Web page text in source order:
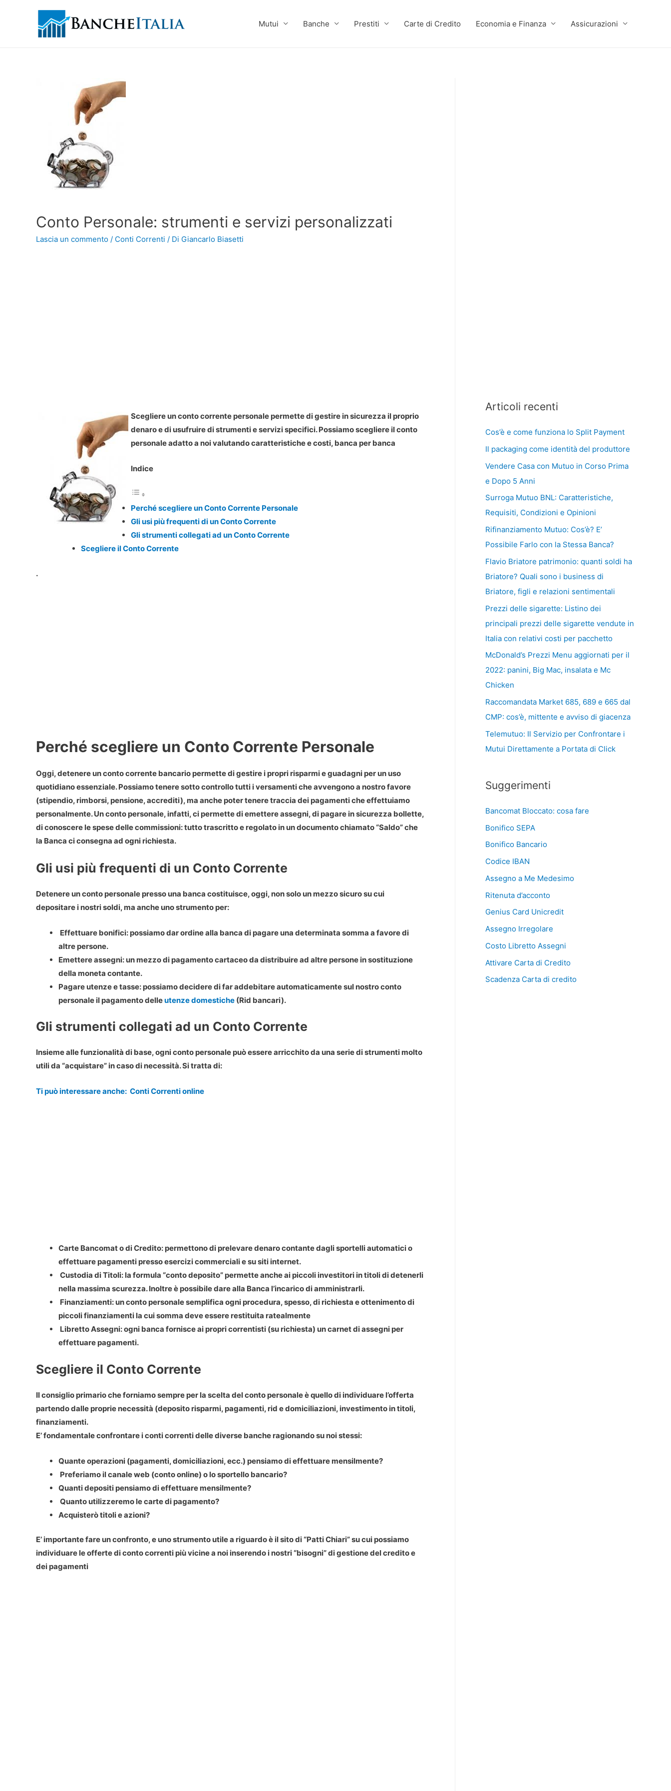
Mutui Banche Prestiti Carte di Credito Economia e Finanza Assicurazioni
Conto Personale: strumenti e servizi personalizzati
Lascia un commento / Conti Correnti / Di Giancarlo Biasetti
Scegliere un conto corrente personale permette di gestire in sicurezza il proprio
denaro e di usufruire di strumenti e servizi specifici. Possiamo scegliere il conto
personale adatto a noi valutando caratteristiche e costi, banca per banca
Indice
Perché scegliere un Conto Corrente Personale
Gli usi più frequenti di un Conto Corrente
Gli strumenti collegati ad un Conto Corrente
Scegliere il Conto Corrente
.
Perché scegliere un Conto Corrente Personale
Oggi, detenere un conto corrente bancario permette di gestire i propri risparmi e guadagni per un uso
quotidiano essenziale. Possiamo tenere sotto controllo tutti i versamenti che avvengono a nostro favore
(stipendio, rimborsi, pensione, accrediti), ma anche poter tenere traccia dei pagamenti che effettuiamo
personalmente. Un conto personale, infatti, ci permette di emettere assegni, di pagare in sicurezza bollette,
di conoscere le spese delle commissioni: tutto trascritto e regolato in un documento chiamato “Saldo” che
la Banca ci consegna ad ogni richiesta.
Gli usi più frequenti di un Conto Corrente
Detenere un conto personale presso una banca costituisce, oggi, non solo un mezzo sicuro su cui
depositare i nostri soldi, ma anche uno strumento per:
Effettuare bonifici: possiamo dar ordine alla banca di pagare una determinata somma a favore di
altre persone.
Emettere assegni: un mezzo di pagamento cartaceo da distribuire ad altre persone in sostituzione
della moneta contante.
Pagare utenze e tasse: possiamo decidere di far addebitare automaticamente sul nostro conto
personale il pagamento delleutenze domestiche (Rid bancari).
Gli strumenti collegati ad un Conto Corrente
Insieme alle funzionalità di base, ogni conto personale può essere arricchito da una serie di strumenti molto
utili da “acquistare” in caso di necessità. Si tratta di:
Ti può interessare anche: Conti Correnti online
Carte Bancomat o di Credito: permettono di prelevare denaro contante dagli sportelli automatici o
effettuare pagamenti presso esercizi commerciali e su siti internet.
Custodia di Titoli: la formula “conto deposito” permette anche ai piccoli investitori in titoli di detenerli
nella massima scurezza. Inoltre è possibile dare alla Banca l’incarico di amministrarli.
Finanziamenti: un conto personale semplifica ogni procedura, spesso, di richiesta e ottenimento di
piccoli finanziamenti la cui somma deve essere restituita ratealmente
Libretto Assegni: ogni banca fornisce ai propri correntisti (su richiesta) un carnet di assegni per
effettuare pagamenti.
Scegliere il Conto Corrente
Il consiglio primario che forniamo sempre per la scelta del conto personale è quello di individuare l’offerta
partendo dalle proprie necessità (deposito risparmi, pagamenti, rid e domiciliazioni, investimento in titoli,
finanziamenti.
E’ fondamentale confrontare i conti correnti delle diverse banche ragionando su noi stessi:
Quante operazioni (pagamenti, domiciliazioni, ecc.) pensiamo di effettuare mensilmente?
Preferiamo il canale web (conto online) o lo sportello bancario?
Quanti depositi pensiamo di effettuare mensilmente?
Quanto utilizzeremo le carte di pagamento?
Acquisterò titoli e azioni?
E’ importante fare un confronto, e uno strumento utile a riguardo è il sito di “Patti Chiari” su cui possiamo
individuare le offerte di conto correnti più vicine a noi inserendo i nostri “bisogni” di gestione del credito e
dei pagamenti
Articoli recenti
Cos’è e come funziona lo Split Payment
Il packaging come identità del produttore
Vendere Casa con Mutuo in Corso Prima
e Dopo 5 Anni
Surroga Mutuo BNL: Caratteristiche,
Requisiti, Condizioni e Opinioni
Rifinanziamento Mutuo: Cos’è? E’
Possibile Farlo con la Stessa Banca?
Flavio Briatore patrimonio: quanti soldi ha
Briatore? Quali sono i business di
Briatore, figli e relazioni sentimentali
Prezzi delle sigarette: Listino dei
principali prezzi delle sigarette vendute in
Italia con relativi costi per pacchetto
McDonald’s Prezzi Menu aggiornati per il
2022: panini, Big Mac, insalata e Mc
Chicken
Raccomandata Market 685, 689 e 665 dal
CMP: cos’è, mittente e avviso di giacenza
Telemutuo: Il Servizio per Confrontare i
Mutui Direttamente a Portata di Click
Suggerimenti
Bancomat Bloccato: cosa fare
Bonifico SEPA
Bonifico Bancario
Codice IBAN
Assegno a Me Medesimo
Ritenuta d’acconto
Genius Card Unicredit
Assegno Irregolare
Costo Libretto Assegni
Attivare Carta di Credito
Scadenza Carta di credito